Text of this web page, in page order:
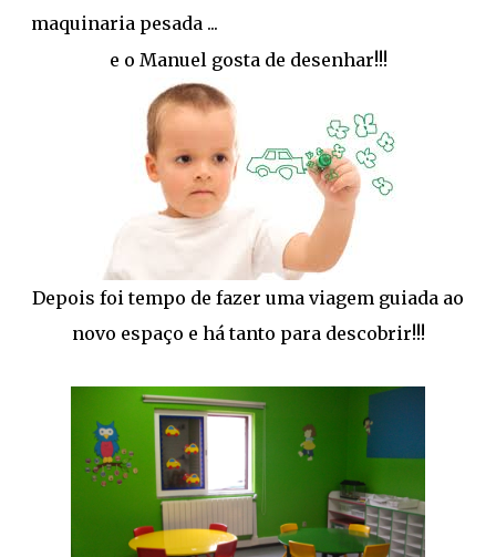
maquinaria pesada ...
e o Manuel gosta de desenhar!!!
Depois foi tempo de fazer uma viagem guiada ao
novo espaço e há tanto para descobrir!!!